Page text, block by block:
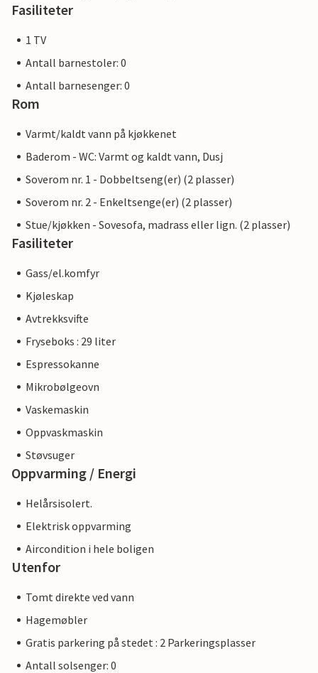
Fasiliteter
1 TV
Antall barnestoler: 0
Antall barnesenger: 0
Rom
Varmt/kaldt vann på kjøkkenet
Baderom - WC: Varmt og kaldt vann, Dusj
Soverom nr. 1 - Dobbeltseng(er) (2 plasser)
Soverom nr. 2 - Enkeltsenge(er) (2 plasser)
Stue/kjøkken - Sovesofa, madrass eller lign. (2 plasser)
Fasiliteter
Gass/el.komfyr
Kjøleskap
Avtrekksvifte
Fryseboks : 29 liter
Espressokanne
Mikrobølgeovn
Vaskemaskin
Oppvaskmaskin
Støvsuger
Oppvarming / Energi
Helårsisolert.
Elektrisk oppvarming
Aircondition i hele boligen
Utenfor
Tomt direkte ved vann
Hagemøbler
Gratis parkering på stedet : 2 Parkeringsplasser
Antall solsenger: 0